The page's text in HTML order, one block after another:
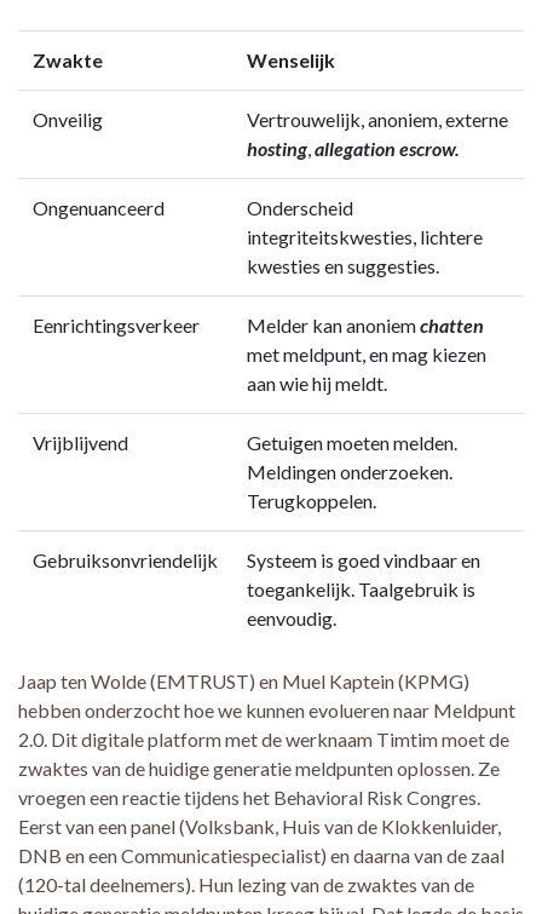
Zwakte Wenselijk
Onveilig
Vertrouwelijk, anoniem, externe
hosting allegation escrow.
Ongenuanceerd
Onderscheid
integriteitskwesties, lichtere
kwesties en suggesties.
Eenrichtingsverkeer Melder kan anoniemchatten
met meldpunt, en mag kiezen
aan wie hij meldt.
Vrijblijvend
Getuigen moeten melden.
Meldingen onderzoeken.
Terugkoppelen.
Gebruiksonvriendelijk
Systeem is goed vindbaar en
toegankelijk. Taalgebruik is
eenvoudig.
Jaap ten Wolde (EMTRUST) en Muel Kaptein (KPMG)
hebben onderzocht hoe we kunnen evolueren naar Meldpunt
2.0. Dit digitale platform met de werknaam Timtim moet de
zwaktes van de huidige generatie meldpunten oplossen. Ze
vroegen een reactie tijdens het Behavioral Risk Congres.
Eerst van een panel (Volksbank, Huis van de Klokkenluider,
DNB en een Communicatiespecialist) en daarna van de zaal
(120-tal deelnemers). Hun lezing van de zwaktes van de